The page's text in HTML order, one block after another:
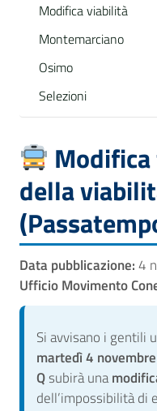
Modifica viabilità
Montemarciano
Osimo
Selezioni
della
Data pubblicazione:4
Ufficio Movimento
Si avvisano i gentili
martedì 4
Qsubirà una
dell’impossibilità di